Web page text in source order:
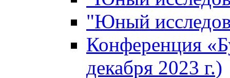
"Юный
Конференция
декабря 2023 г.)